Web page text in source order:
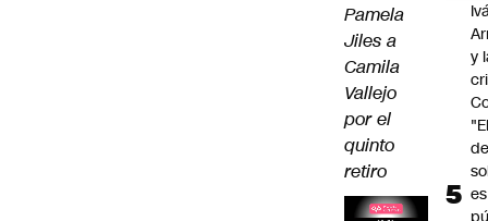
Pamela
Jiles a
Camila
Vallejo
por el
quinto
retiro
y
"El
es